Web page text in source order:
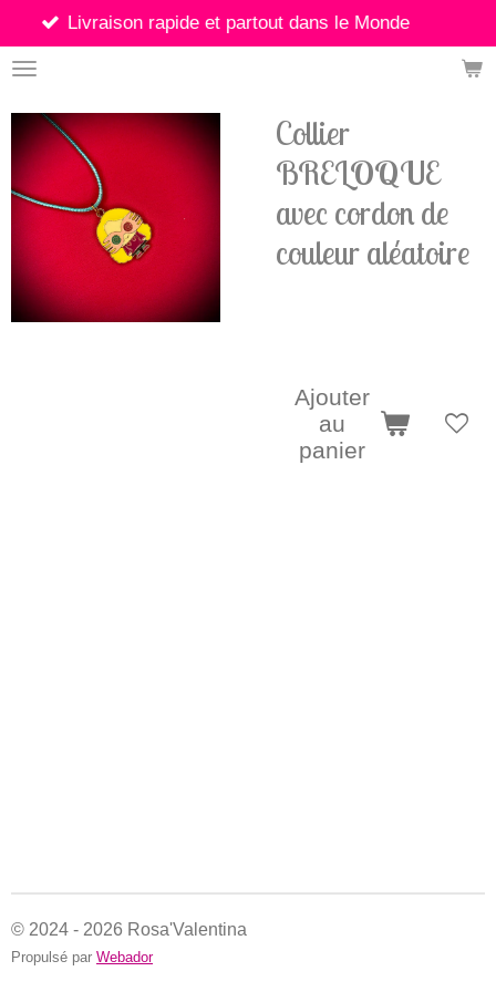
Passer
au
contenu
et partout dans le Monde
Collier
BRELOQUE
avec cordon de
couleur aléatoire
Ajouter
au
panier
© 2024 - 2026 Rosa'Valentina
Propulsé par Webador